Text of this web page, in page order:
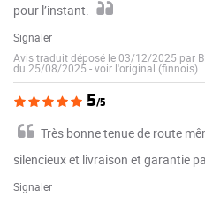
pour l’instant.
Signaler
Avis traduit déposé le 03/12/2025 par
du 25/08/2025 -voir l'original (finnois)
5/5
Très bonne tenue de route
silencieux et livraison et garantie
Signaler